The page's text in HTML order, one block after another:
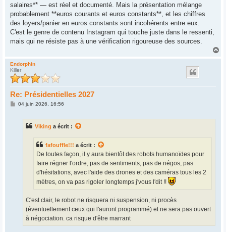
salaires** — est réel et documenté. Mais la présentation mélange
probablement **euros courants et euros constants**, et les chiffres
des loyers/panier en euros constants sont incohérents entre eux.
C'est le genre de contenu Instagram qui touche juste dans le ressenti,
mais qui ne résiste pas à une vérification rigoureuse des sources.
Endorphin
Killer
Re: Présidentielles 2027
M04 juin 2026, 16:56
Viking a écrit :
fafouffle!!! a écrit :
De toutes façon, il y aura bientôt des robots humanoïdes pour
faire régner l'ordre, pas de sentiments, pas de négos, pas
d'hésitations, avec l'aide des drones et des caméras tous les 2
mètres, on va pas rigoler longtemps j'vous l'dit !!
C'est clair, le robot ne risquera ni suspension, ni procès
(éventuellement ceux qui l'auront programmé) et ne sera pas ouvert
à négociation. ca risque d'être marrant